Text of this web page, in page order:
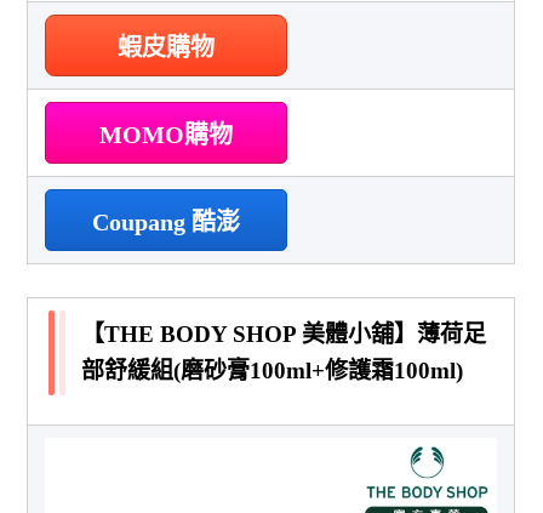
蝦皮購物
MOMO購物
Coupang 酷澎
【THE BODY SHOP 美體小舖】薄荷足
部舒緩組(磨砂膏100ml+修護霜100ml)